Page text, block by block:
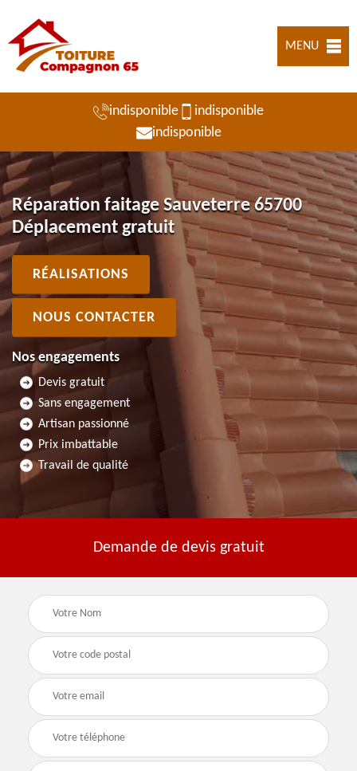
MENU
indisponible
indisponible
indisponible
Réparation faitage Sauveterre 65700
Déplacement gratuit
RÉALISATIONS
NOUS CONTACTER
Nos engagements
Devis gratuit
Sans engagement
Artisan passionné
Prix imbattable
Travail de qualité
Demande de devis gratuit